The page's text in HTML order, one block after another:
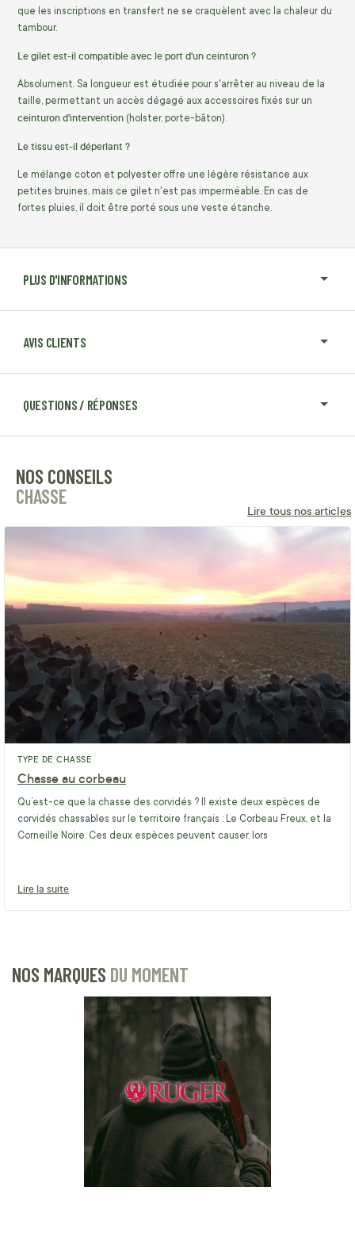
PLUS D'INFORMATIONS
AVIS CLIENTS
QUESTIONS / RÉPONSES
que les inscriptions en transfert ne se craquèlent avec la chaleur du
tambour.
Le gilet est-il compatible avec le port d'un ceinturon ?
Absolument. Sa longueur est étudiée pour s'arrêter au niveau de la
taille, permettant un accès dégagé aux accessoires fixés sur un
ceinturon d'intervention (holster, porte-bâton).
Le tissu est-il déperlant ?
Le mélange coton et polyester offre une légère résistance aux
petites bruines, mais ce gilet n'est pas imperméable. En cas de
fortes pluies, il doit être porté sous une veste étanche.
NOS CONSEILS
CHASSE
Lire tous nos articles
TYPE DE CHASSE
Chasse au corbeau
Qu’est-ce que la chasse des corvidés ? Il existe deux espèces de
corvidés chassables sur le territoire français : Le Corbeau Freux, et la
Corneille Noire. Ces deux espèces peuvent causer, lors
Lire la suite
NOS MARQUES DU MOMENT